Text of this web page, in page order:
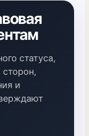
статуса,
сторон,
и